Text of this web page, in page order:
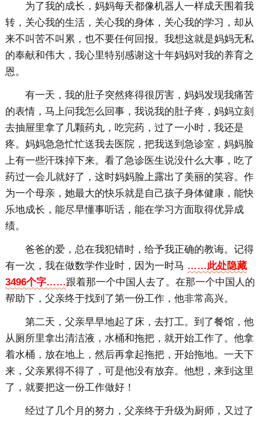
为了我的成长，妈妈每天都像机器人一样成天围着我
转，关心我的生活，关心我的身体，关心我的学习，却从
来不叫苦不叫累，也不要任何回报。我想这就是妈妈无私
的奉献和伟大，我心里特别感谢这十年妈妈对我的养育之
恩。
有一天，我的肚子突然疼得很厉害，妈妈发现我痛苦
的表情，马上问我怎么回事，我说我的肚子疼，妈妈立刻
去抽屉里拿了几颗药丸，吃完药，过了一小时，我还是
疼。妈妈急急忙忙送我去医院，把我送到急诊室，妈妈脸
上有一些汗珠掉下来。看了急诊医生说没什么大事，吃了
药过一会儿就好了，这时妈妈脸上露出了美丽的笑容。作
为一个母亲，她最大的快乐就是自己孩子身体健康，能快
乐地成长，能尽早懂事听话，能在学习方面取得优异成
绩。
爸爸的爱，总在我犯错时，给予我正确的教诲。记得
有一次，我在做数学作业时，因为一时马 ……此处隐藏
3496个字……跟着那一个中国人去了。在那一个中国人的
帮助下，父亲终于找到了第一份工作，他非常高兴。
第二天，父亲早早地起了床，去打工。到了餐馆，他
从厕所里拿出清洁液，水桶和拖把，就开始工作了。他拿
着水桶，放在地上，然后再拿起拖把，开始拖地。一天下
来，父亲累得不得了，可是他没有放弃。他想，来到这里
了，就要把这一份工作做好！
经过了几个月的努力，父亲终于升级为厨师，又过了